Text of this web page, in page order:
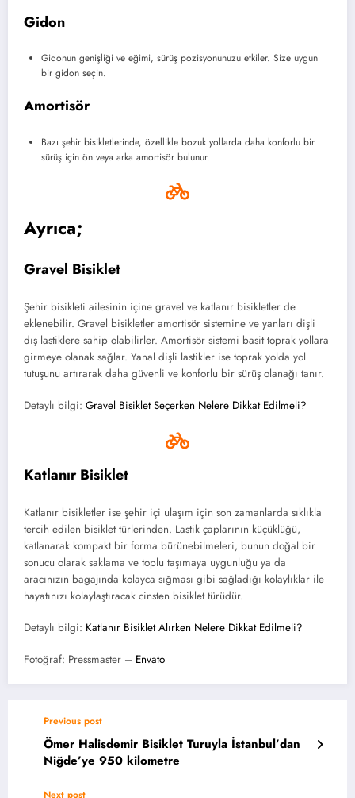
Gidon
Gidonun genişliği ve eğimi, sürüş pozisyonunuzu etkiler. Size uygun
bir gidon seçin.
Amortisör
Bazı şehir bisikletlerinde, özellikle bozuk yollarda daha konforlu bir
sürüş için ön veya arka amortisör bulunur.
Ayrıca;
Gravel Bisiklet
Şehir bisikleti ailesinin içine gravel ve katlanır bisikletler de
eklenebilir. Gravel bisikletler amortisör sistemine ve yanları dişli
dış lastiklere sahip olabilirler. Amortisör sistemi basit toprak yollara
girmeye olanak sağlar. Yanal dişli lastikler ise toprak yolda yol
tutuşunu artırarak daha güvenli ve konforlu bir sürüş olanağı tanır.
Detaylı bilgi: Gravel Bisiklet Seçerken Nelere Dikkat Edilmeli?
Katlanır Bisiklet
Katlanır bisikletler ise şehir içi ulaşım için son zamanlarda sıklıkla
tercih edilen bisiklet türlerinden. Lastik çaplarının küçüklüğü,
katlanarak kompakt bir forma bürünebilmeleri, bunun doğal bir
sonucu olarak saklama ve toplu taşımaya uygunluğu ya da
aracınızın bagajında kolayca sığması gibi sağladığı kolaylıklar ile
hayatınızı kolaylaştıracak cinsten bisiklet türüdür.
Detaylı bilgi: Katlanır Bisiklet Alırken Nelere Dikkat Edilmeli?
Fotoğraf: Pressmaster – Envato
Previous post
Ömer Halisdemir Bisiklet Turuyla İstanbul’dan
Niğde’ye 950 kilometre
Next post